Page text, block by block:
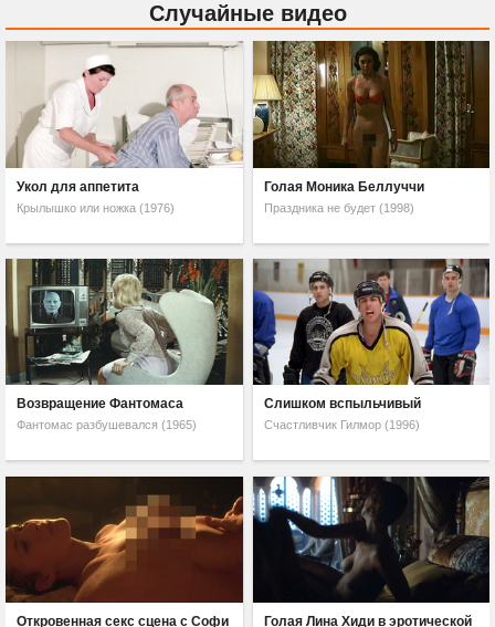
Случайные видео
Укол для аппетита
Крылышко или ножка (1976)
Голая Моника Беллуччи
Праздника не будет (1998)
Возвращение Фантомаса
Фантомас разбушевался (1965)
Слишком вспыльчивый
Счастливчик Гилмор (1996)
Откровенная секс сцена с Софи Голая Лина Хиди в эротической